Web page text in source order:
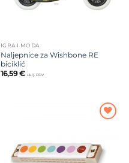
IGRA I MODA
Naljepnice za Wishbone RE
biciklić
16,59€ uklj. PDV
želja